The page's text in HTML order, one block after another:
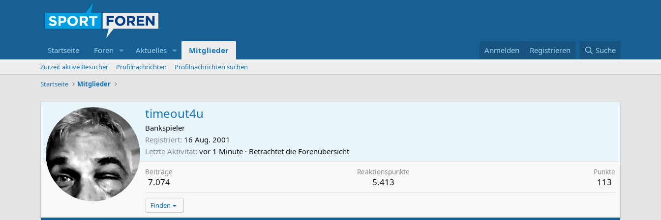
Startseite Foren Aktuelles Mitglieder Anmelden Registrieren Suche
Zurzeit aktive Besucher Profilnachrichten
Profilnachrichten suchen
Startseite
Mitglieder
timeout4u
Bankspieler
Registriert 16 Aug. 2001
Letzte Aktivität vor 1 Minute · Betrachtet die Forenübersicht
Beiträge
7.074
Reaktionspunkte
5.413
Punkte
113
Finden